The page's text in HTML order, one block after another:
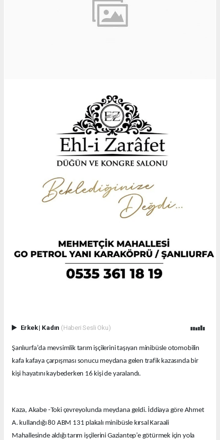
Erkek| Kadın (Haberi Sesli Oku)
Şanlıurfa’da mevsimlik tarım işçilerini taşıyan minibüsle otomobilin
kafa kafaya çarpışması sonucu meydana gelen trafik kazasında bir
kişi hayatını kaybederken 16 kişi de yaralandı.
Kaza, Akabe -Toki çevreyolunda meydana geldi. İddiaya göre Ahmet
A. kullandığı 80 ABM 131 plakalı minibüsle kırsal Karaali
Mahallesinde aldığı tarım işçilerini Gaziantep’e götürmek için yola